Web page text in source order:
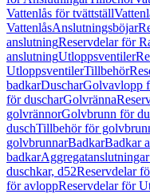
Vattenlås för tvättställ
VattenlåsAnslutningsböjar
anslutningReservdelar för
anslutningUtloppsventiler
UtloppsventilerTillbehör
badkarDuscharGolvavlopp
för duscharGolvränna
golvrännorGolvbrunn för
duschTillbehör för
golvbrunnarBadkarBadkar
badkar
duschkar, d52Reservdelar
för avloppReservdelar för